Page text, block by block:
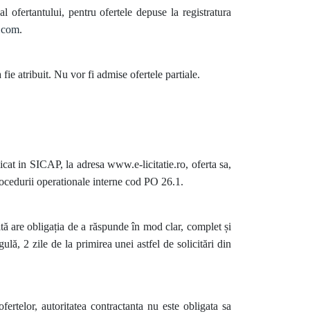
ofertantului, pentru ofertele depuse la registratura
.
fie atribuit. Nu vor fi admise ofertele partiale.
in SICAP, la adresa www.e-licitatie.ro, oferta sa,
operationale interne cod PO 26.1.
are obligația de a răspunde în mod clar, complet și
2 zile de la primirea unei astfel de solicitări din
autoritatea contractanta nu este obligata sa